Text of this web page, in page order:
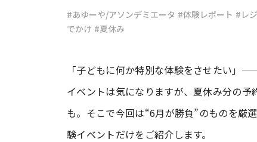
#ワンオペ育児 #コミックエッセイ
#渡邊大地の令和的ワーパパ道 #
#あゆーや/アソンデミエータ #体験レポート #レ
でかけ #夏休み
「子どもに何か特別な体験をさせたい」
イベントは気になりますが、夏休み分の
も。そこで今回は“6月が勝負”のものを厳
験イベントだけをご紹介します。